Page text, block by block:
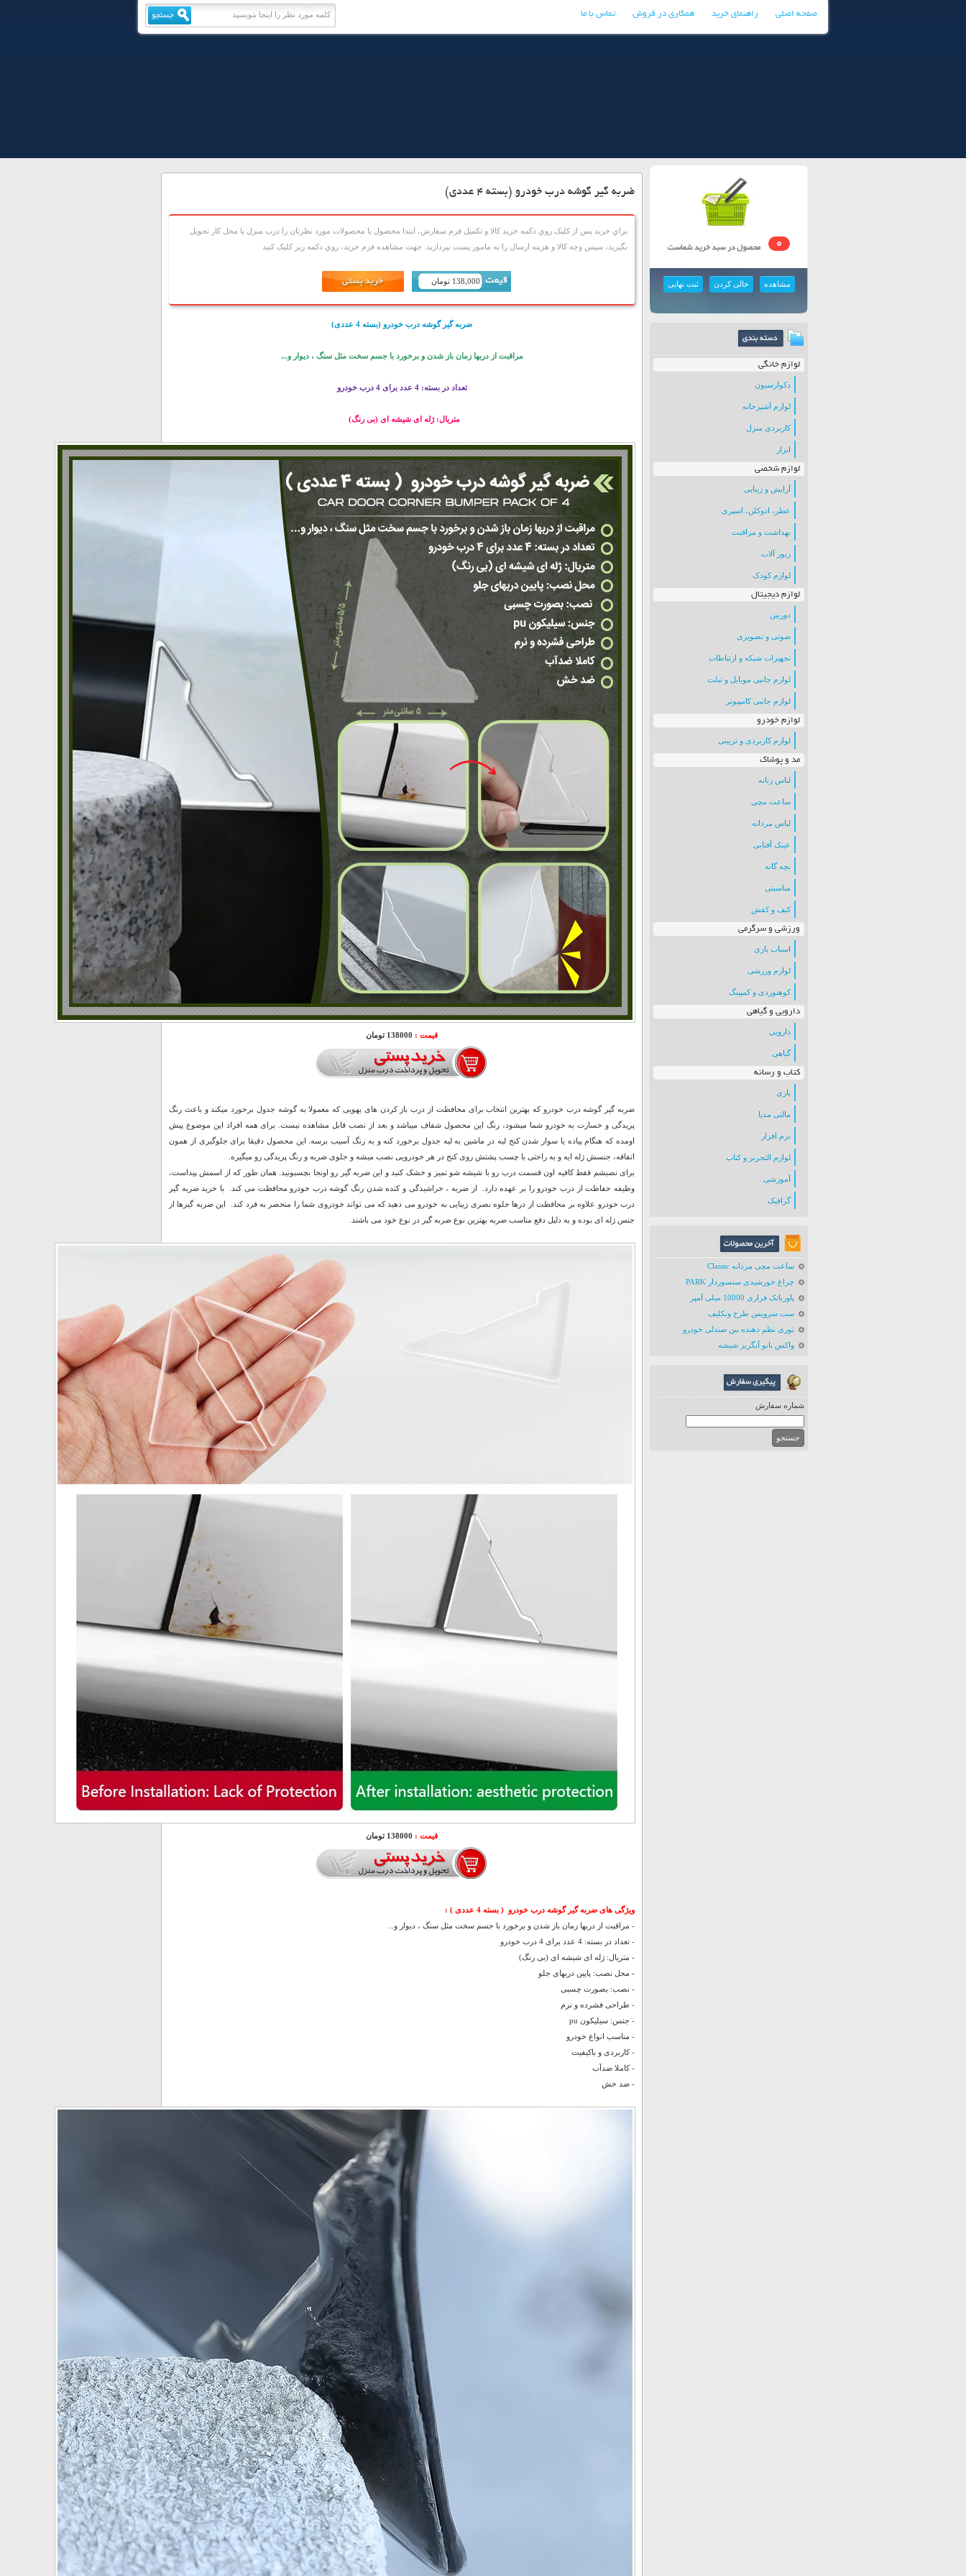
صفحه اصلی راهنمای خرید همکاری در فروش تماس با ما
0
مشاهده خالی کردن ثبت نهایی
لوازم خانگی
دکوارسیون
لوازم آشپزخانه
کاربردی منزل
ابزار
لوازم شخصی
آرایش و زیبایی
عطر، ادوکلن، اسپری
بهداشت و مراقبت
زیور آلات
لوازم کودک
لوازم دیجیتال
دوربین
صوتی و تصویری
تجهیزات شبکه و ارتباطات
لوازم جانبی موبایل و تبلت
لوازم جانبی کامپیوتر
لوازم خودرو
لوازم کاربردی و تزیینی
مد و پوشاک
لباس زنانه
ساعت مچی
لباس مردانه
عینک آفتابی
بچه گانه
مناسبتی
کیف و کفش
ورزشی و سرگرمی
اسباب بازی
لوازم ورزشی
کوهنوردی و کمپینگ
دارویی و گیاهی
دارویی
گیاهی
کتاب و رسانه
بازی
مالتی مدیا
نرم افزار
لوازم التحریر و کتاب
آموزشی
گرافیک
ساعت مچی مردانه Classic
چراغ خورشیدی سنسوردار PARK
پاوربانک فراری 10000 میلی آمپر
ست سرویس طرح ونکلیف
توری نظم دهنده بین صندلی خودرو
واکس نانو آبگریز شیشه
شماره سفارش
ضربه گیر گوشه درب خودرو (بسته 4 عددی)
براي خريد پس از کليک روي دکمه خريد کالا و تکميل فرم سفارش، ابتدا محصول يا محصولات مورد نظرتان را درب منزل يا محل کار تحويل
بگيريد، سپس وجه کالا و هزينه ارسال را به مامور پست بپردازيد. جهت مشاهده فرم خريد، روي دکمه زير کليک کنيد
138,000 تومان
ضربه گیر گوشه درب خودرو (بسته 4 عددی)
مراقبت از دربها زمان باز شدن و برخورد با جسم سخت مثل سنگ ، دیوار و...
تعداد در بسته: 4 عدد برای 4 درب خودرو
متریال: ژله ای شیشه ای (بی رنگ)
قیمت : 138000 تومان
ضربه گیر گوشه درب خودرو که بهترین انتخاب برای محافظت از درب باز کردن های یهویی که معمولا به گوشه جدول برخورد میکند و باعث رنگ
پریدگی و خسارت به خودرو شما میشود، رنگ این محصول شفاف میباشد و بعد از نصب قابل مشاهده نیست. برای همه افراد این موضوع پیش
اومده که هنگام پیاده یا سوار شدن کنج لبه در ماشین به لبه جدول برخورد کنه و به رنگ آسیب برسه. این محصول دقیقا برای جلوگیری از همون
اتفاقه، جنسش ژله ایه و به راحتی با چسب پشتش روی کنج در هر خودرویی نصب میشه و جلوی ضربه و رنگ پریدگی رو میگیره.
برای نصبشم فقط کافیه اون قسمت درب رو با شیشه شو تمیز و خشک کنید و این ضربه گیر رو اونجا بچسبونید. همان طور که از اسمش پیداست،
وظیفه حفاظت از درب خودرو را بر عهده دارد. از ضربه ، خراشیدگی و کنده شدن رنگ گوشه درب خودرو محافظت می کند. با خرید ضربه گیر
درب خودرو علاوه بر محافظت از درها جلوه بصری زیبایی به خودرو می دهید که می تواند خودروی شما را منحصر به فرد کند. این ضربه گیرها از
جنس ژله ای بوده و به دلیل دفع مناسب ضربه بهترین نوع ضربه گیر در نوع خود می باشند.
قیمت : 138000 تومان
ویژگی های ضربه گیر گوشه درب خودرو ( بسته 4 عددی ) :
- مراقبت از دربها زمان باز شدن و برخورد با جسم سخت مثل سنگ ، دیوار و...
- تعداد در بسته: 4 عدد برای 4 درب خودرو
- متریال: ژله ای شیشه ای (بی رنگ)
- محل نصب: پایین دربهای جلو
- نصب: بصورت چسبی
- طراحی فشرده و نرم
- جنس: سیلیکون pu
- مناسب انواع خودرو
- کاربردی و باکیفیت
- کاملا ضدآب
- ضد خش